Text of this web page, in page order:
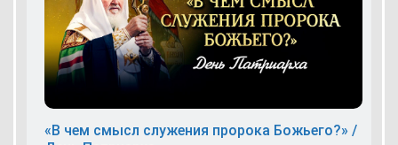
«В чем смысл служения пророка Божьего?» /